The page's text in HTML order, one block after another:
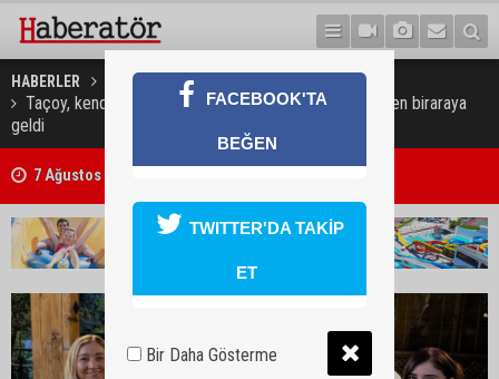
HABERLER GÜNDEM
Taçoy, kendisine destek veren milletvekilleriyle yeniden biraraya
geldi
7 Ağustos 2026 Döviz Kurları
FACEBOOK'TA
BEĞEN
TWITTER'DA TAKİP
ET
Bir Daha Gösterme